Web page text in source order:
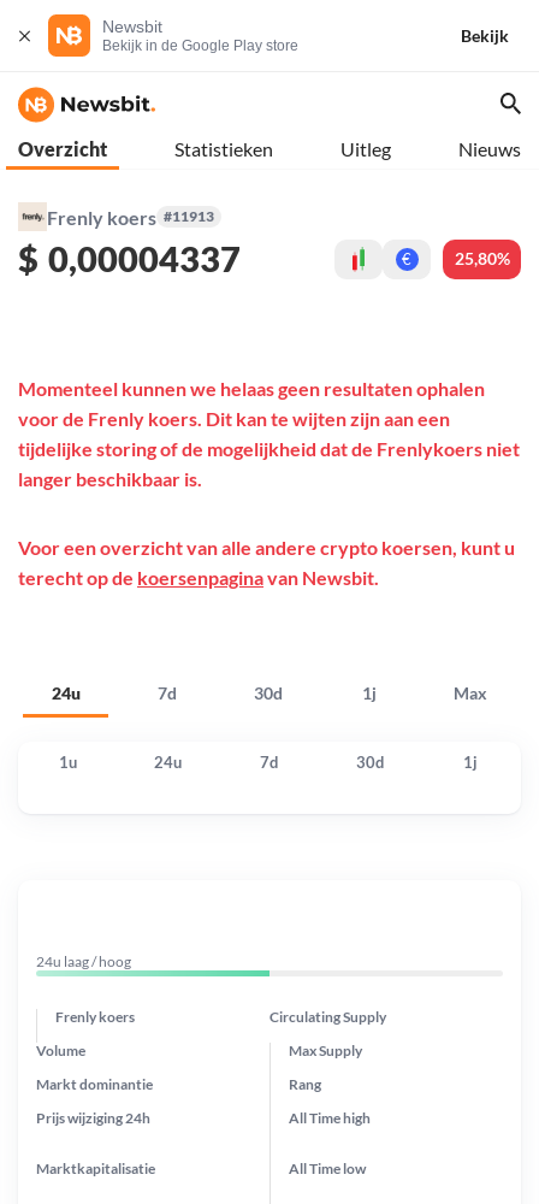
Newsbit
Bekijk in de Google Play store
Bekijk
Overzicht Statistieken Uitleg Nieuws
Frenly koers #11913
$ 0,00004337 € 25,80%
24u 7d 30d 1j Max
Momenteel kunnen we helaas geen resultaten ophalen
voor de Frenly koers. Dit kan te wijten zijn aan een
tijdelijke storing of de mogelijkheid dat de Frenlykoers niet
langer beschikbaar is.
Voor een overzicht van alle andere crypto koersen, kunt u
terecht op de koersenpaginavan Newsbit.
1u 24u 7d 30d 1j
24u laag / hoog
Frenly koers Circulating Supply
Prijs wijziging 24h
Max Supply
Markt dominantie
Marktkapitalisatie
Volume
Rang
All Timehigh
All Time low